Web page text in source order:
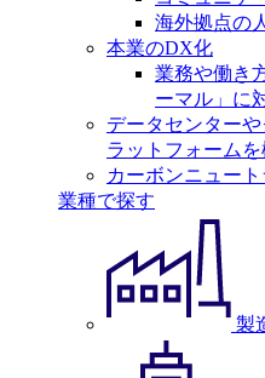
海外拠点の
本業のDX化
業務や働き
ーマル」に
データセンター
ラットフォーム
カーボンニュー
業種で探す
製